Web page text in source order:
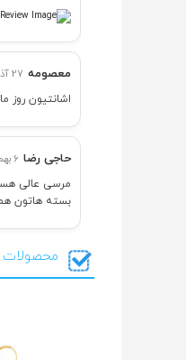
معصومه 27 آذر 1403
اشانتیون روز
حاجی رضا 6 بهمن 1402
مرسی عالی
بسته هاتون
محصولات